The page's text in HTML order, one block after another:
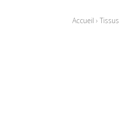
Accueil › Tissus